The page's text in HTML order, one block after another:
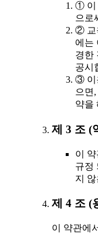
① 이
으로
② 교
에는
경한
공시
③ 이
으면
약을
제 3 조 (
이
규정
지
제 4 조 (
이 약관에